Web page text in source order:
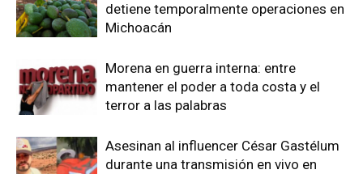
detiene temporalmente operaciones en
Michoacán
Morena en guerra interna: entre
mantener el poder a toda costa y el
terror a las palabras
Asesinan al influencer César Gastélum
durante una transmisión en vivo en